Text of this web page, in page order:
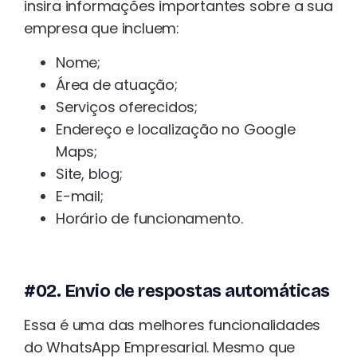
insira informações importantes sobre a sua
empresa que incluem:
Nome;
Área de atuação;
Serviços oferecidos;
Endereço e localização no Google
Maps;
Site, blog;
E-mail;
Horário de funcionamento.
#02. Envio de respostas automáticas
Essa é uma das melhores funcionalidades
do WhatsApp Empresarial. Mesmo que